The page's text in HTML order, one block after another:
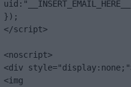
});
</script>
<noscript>
<div
<img